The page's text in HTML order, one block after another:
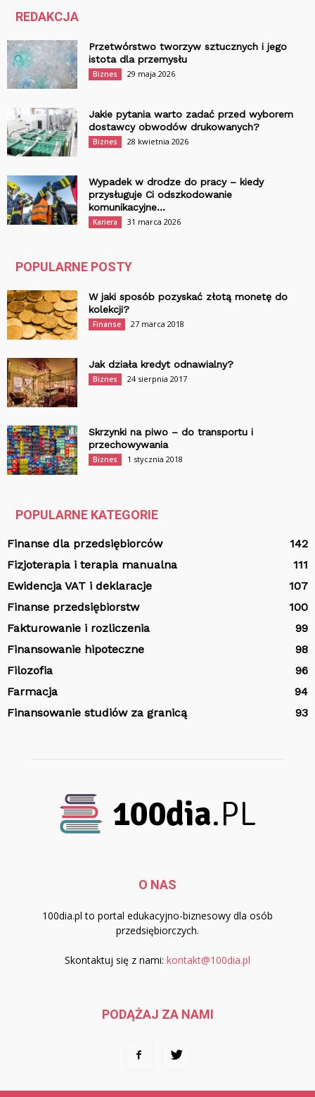
REDAKCJA
Przetwórstwo tworzyw sztucznych i jego
istota dla przemysłu
Biznes 29 maja 2026
Jakie pytania warto zadać przed wyborem
dostawcy obwodów drukowanych?
Biznes 28 kwietnia 2026
Wypadek w drodze do pracy – kiedy
przysługuje Ci odszkodowanie
komunikacyjne...
Kariera 31 marca 2026
POPULARNE POSTY
W jaki sposób pozyskać złotą monetę do
kolekcji?
Finanse 27 marca 2018
Jak działa kredyt odnawialny?
Biznes 24 sierpnia 2017
Skrzynki na piwo – do transportu i
przechowywania
Biznes 1 stycznia 2018
POPULARNE KATEGORIE
Finanse dla przedsiębiorców
142
Fizjoterapia i terapia manualna
111
Ewidencja VAT i deklaracje
107
Finanse przedsiębiorstw
100
Fakturowanie i rozliczenia
99
Finansowanie hipoteczne
98
Filozofia
96
Farmacja
94
Finansowanie studiów za granicą
93
O NAS
100dia.pl to portal edukacyjno-biznesowy dla osób
przedsiębiorczych.
Skontaktuj się z nami: kontakt@100dia.pl
PODĄŻAJ ZA NAMI